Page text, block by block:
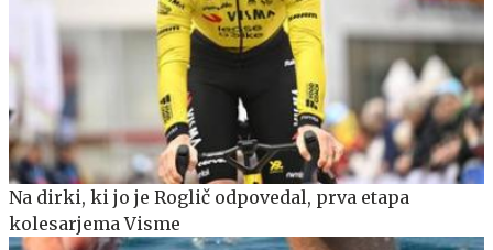
Na dirki, ki jo je Roglič odpovedal, prva etapa
kolesarjema Visme